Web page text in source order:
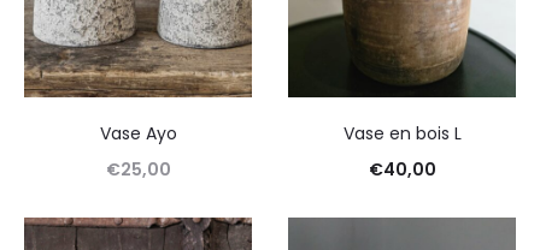
Vase Ayo
€25,00
Vase en bois L
€40,00